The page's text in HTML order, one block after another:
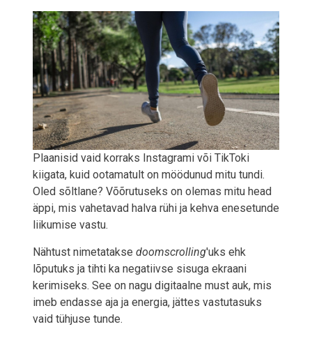
Plaanisid vaid korraks Instagrami või TikToki
kiigata, kuid ootamatult on möödunud mitu tundi.
Oled sõltlane? Võõrutuseks on olemas mitu head
äppi, mis vahetavad halva rühi ja kehva enesetunde
liikumise vastu.
Nähtust nimetatakse doomscrolling'uks ehk
lõputuks ja tihti ka negatiivse sisuga ekraani
kerimiseks. See on nagu digitaalne must auk, mis
imeb endasse aja ja energia, jättes vastutasuks
vaid tühjuse tunde.